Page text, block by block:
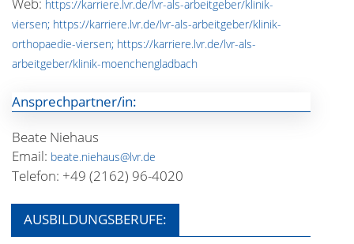
Web: https://karriere.lvr.de/lvr-als-arbeitgeber/klinik-
viersen; https://karriere.lvr.de/lvr-als-arbeitgeber/klinik-
orthopaedie-viersen; https://karriere.lvr.de/lvr-als-
arbeitgeber/klinik-moenchengladbach
Ansprechpartner/in:
Beate Niehaus
Email: beate.niehaus@lvr.de
Telefon: +49 (2162) 96-4020
AUSBILDUNGSBERUFE: